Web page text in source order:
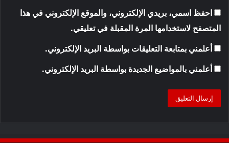
احفظ اسمي، بريدي الإلكتروني، والموقع الإلكتروني في هذا
المتصفح لاستخدامها المرة المقبلة في تعليقي.
أعلمني بمتابعة التعليقات بواسطة البريد الإلكتروني.
أعلمني بالمواضيع الجديدة بواسطة البريد الإلكتروني.